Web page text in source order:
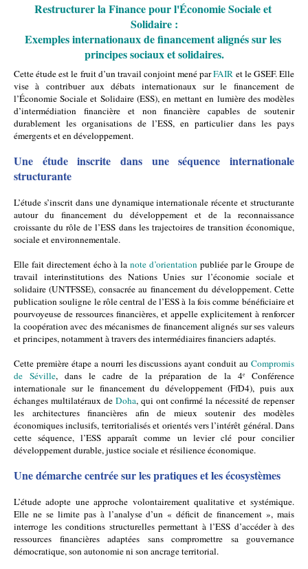
Restructurer la Finance pour l'Économie Sociale et
Solidaire :
Exemples internationaux de financement alignés sur les
principes sociaux et solidaires.
Cette étude est le fruit d’un travail conjoint mené par FAIR et le GSEF. Elle
vise à contribuer aux débats internationaux sur le financement de
l’Économie Sociale et Solidaire (ESS), en mettant en lumière des modèles
d’intermédiation financière et non financière capables de soutenir
durablement les organisations de l’ESS, en particulier dans les pays
émergents et en développement.
Une étude inscrite dans une séquence internationale
structurante
L’étude s’inscrit dans une dynamique internationale récente et structurante
autour du financement du développement et de la reconnaissance
croissante du rôle de l’ESS dans les trajectoires de transition économique,
sociale et environnementale.
Elle fait directement écho à la note d’orientation publiée par le Groupe de
travail interinstitutions des Nations Unies sur l’économie sociale et
solidaire (UNTFSSE), consacrée au financement du développement. Cette
publication souligne le rôle central de l’ESS à la fois comme bénéficiaire et
pourvoyeuse de ressources financières, et appelle explicitement à renforcer
la coopération avec des mécanismes de financement alignés sur ses valeurs
et principes, notamment à travers des intermédiaires financiers adaptés.
Cette première étape a nourri les discussions ayant conduit au Compromis
de Séville, dans le cadre de la préparation de la 4ᵉ Conférence
internationale sur le financement du développement (FfD4), puis aux
échanges multilatéraux de Doha, qui ont confirmé la nécessité de repenser
les architectures financières afin de mieux soutenir des modèles
économiques inclusifs, territorialisés et orientés vers l’intérêt général. Dans
cette séquence, l’ESS apparaît comme un levier clé pour concilier
développement durable, justice sociale et résilience économique.
Une démarche centrée sur les pratiques et les écosystèmes
L’étude adopte une approche volontairement qualitative et systémique.
Elle ne se limite pas à l’analyse d’un « déficit de financement », mais
interroge les conditions structurelles permettant à l’ESS d’accéder à des
ressources financières adaptées sans compromettre sa gouvernance
démocratique, son autonomie ni son ancrage territorial.